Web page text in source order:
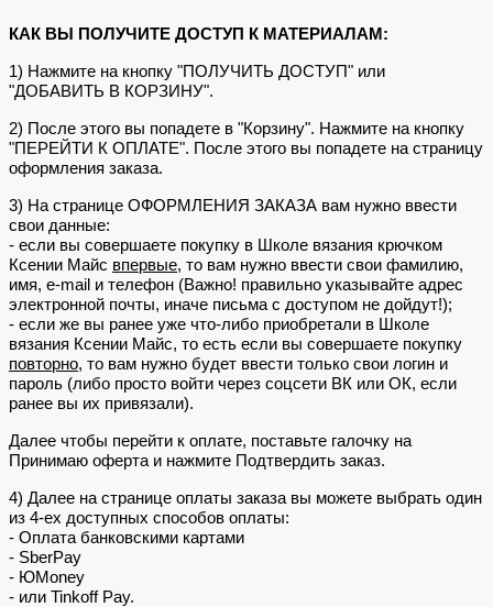
КАК ВЫ ПОЛУЧИТЕ ДОСТУП К МАТЕРИАЛАМ:
1) Нажмите на кнопку "ПОЛУЧИТЬ ДОСТУП" или
"ДОБАВИТЬ В КОРЗИНУ".
2) После этого вы попадете в "Корзину". Нажмите на кнопку
"ПЕРЕЙТИ К ОПЛАТЕ". После этого вы попадете на страницу
оформления заказа.
3) На странице ОФОРМЛЕНИЯ ЗАКАЗА вам нужно ввести
свои данные:
- если вы совершаете покупку в Школе вязания крючком
Ксении Майс впервые, то вам нужно ввести свои фамилию,
имя, e-mail и телефон (Важно! правильно указывайте адрес
электронной почты, иначе письма с доступом не дойдут!);
- если же вы ранее уже что-либо приобретали в Школе
вязания Ксении Майс, то есть если вы совершаете покупку
повторно, то вам нужно будет ввести только свои логин и
пароль (либо просто войти через соцсети ВК или ОК, если
ранее вы их привязали).
Далее чтобы перейти к оплате, поставьте галочку на
Принимаю оферта и нажмите Подтвердить заказ.
4) Далее на странице оплаты заказа вы можете выбрать один
из 4-ех доступных способов оплаты:
- Оплата банковскими картами
- SberPay
- ЮMoney
- или Tinkoff Pay.